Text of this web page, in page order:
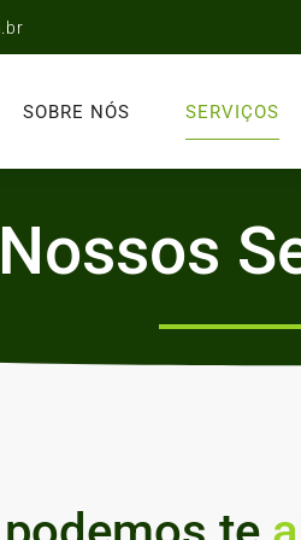
SOBRE NÓS SERVIÇOS
Nossos